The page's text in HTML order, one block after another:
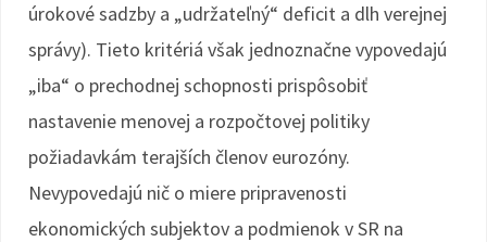
úrokové sadzby a „udržateľný“ deficit a dlh verejnej
správy). Tieto kritériá však jednoznačne vypovedajú
„iba“ o prechodnej schopnosti prispôsobiť
nastavenie menovej a rozpočtovej politiky
požiadavkám terajších členov eurozóny.
Nevypovedajú nič o miere pripravenosti
ekonomických subjektov a podmienok v SR na